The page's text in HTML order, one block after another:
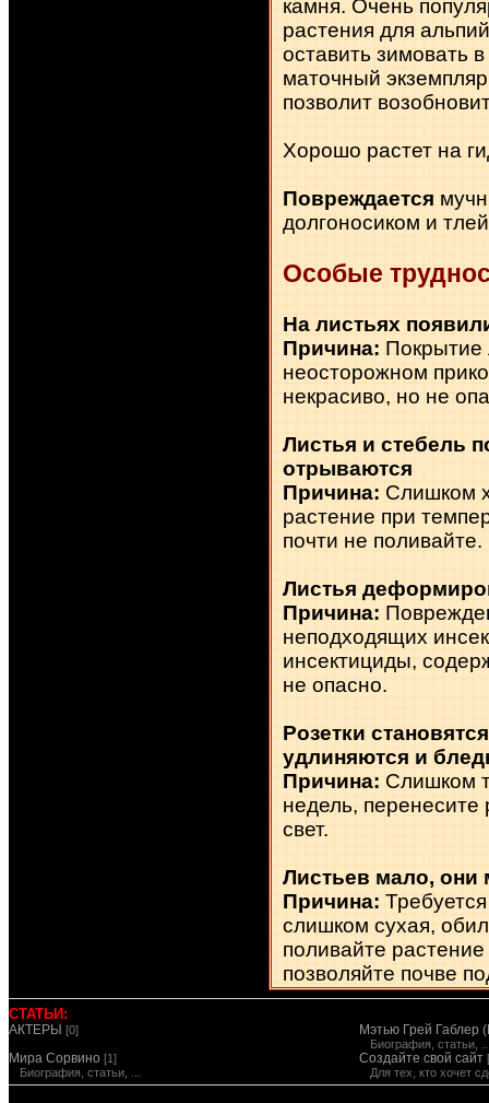
камня. Очень
растения для
оставить зимовать
маточный
позволит
Хорошо растет на
Повреждается
долгоносиком и
Особые
На листьях
Причина: Покрытие
неосторожном
некрасиво, но не
Листья и стебель
отрываются
Причина: Слишком
растение при
почти не поливайте.
Листья
Причина:
неподходящих
инсектициды,
не опасно.
Розетки
удлиняются и
Причина: Слишком
недель, перенесите
свет.
Листьев мало, они
Причина:
слишком сухая,
поливайте
позволяйте почве
СТАТЬИ:
АКТЕРЫ [0] Мэтью Грей Габлер
Биография, статьи,
Мира Сорвино [1]
Биография, статьи, ...
Создайте свой сайт
Для тех, кто хочет